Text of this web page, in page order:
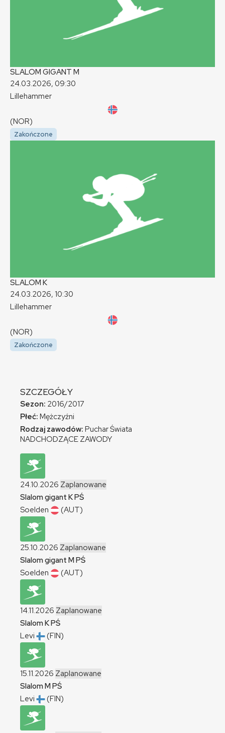
SLALOM GIGANT M
24.03.2026, 09:30
Lillehammer
(NOR)
Zakończone
SLALOM K
24.03.2026, 10:30
Lillehammer
(NOR)
Zakończone
SZCZEGÓŁY
Sezon: 2016/2017
Płeć: Mężczyźni
Rodzaj zawodów: Puchar Świata
NADCHODZĄCE ZAWODY
24.10.2026 Zaplanowane
Slalom gigant KPŚ
Soelden
(AUT)
25.10.2026 Zaplanowane
Slalom gigant MPŚ
Soelden
(AUT)
14.11.2026 Zaplanowane
SlalomKPŚ
Levi
(FIN)
15.11.2026 Zaplanowane
SlalomMPŚ
Levi
(FIN)